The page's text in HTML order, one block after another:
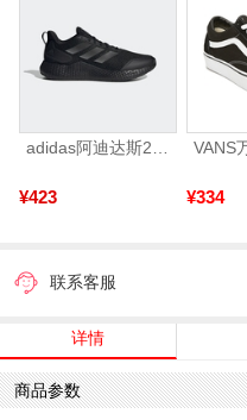
¥423 ¥334
联系客服
详情
商品参数